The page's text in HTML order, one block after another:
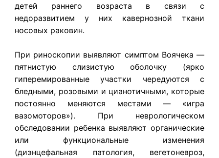
детей раннего возраста в связи с
недоразвитием у них кавернозной ткани
носовых раковин.
При риноскопии выявляют симптом Воячека —
пятнистую слизистую оболочку (ярко
гиперемированные участки чередуются с
бледными, розовыми и цианотичными, которые
постоянно меняются местами — «игра
вазомоторов»). При неврологическом
обследовании ребенка выявляют органические
или функциональные изменения
(диэнцефальная патология, вегетоневроз,